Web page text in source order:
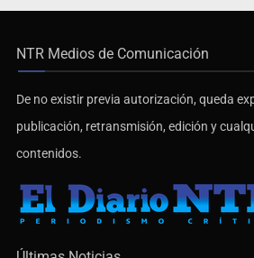
NTR Medios de Comunicación
De no existir previa autorización, queda
publicación, retransmisión, edición y
contenidos.